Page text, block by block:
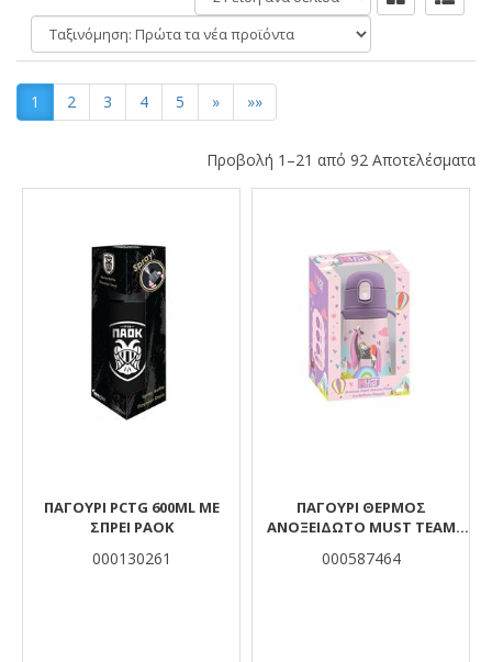
ανά
σελίδα
Ταξινόμηση:
1 2 3 4 5 » »»
Προβολή 1–21 από 92 Αποτελέσματα
Αποτελέσματα
ΠΑΓΟΥΡΙ PCTG 600ML ΜΕ
ΣΠΡΕΙ PAOK
000130261
ΠΑΓΟΎΡΙ ΘΕΡΜΌΣ
ΑΝΟΞΕΊΔΩΤΟ MUST TEAM
000587464